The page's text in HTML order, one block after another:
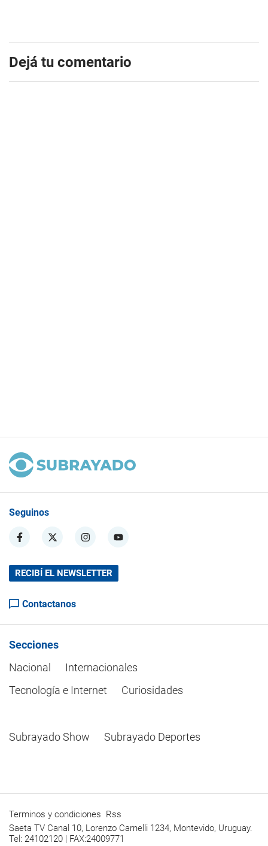
Dejá tu comentario
Seguinos
RECIBÍ EL NEWSLETTER
Contactanos
Secciones
Nacional
Internacionales
Tecnología e Internet
Curiosidades
Subrayado Show Subrayado Deportes
Terminos y condiciones Rss
Saeta TV Canal 10, Lorenzo Carnelli 1234, Montevido, Uruguay.
Tel: 24102120 | FAX:24009771